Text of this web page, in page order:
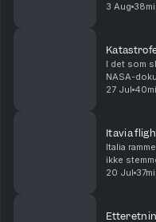
sonet en
3 Aug
I det som
NASA-
27 Jul
Itavia
Italia
ikke
mest av
20 Jul